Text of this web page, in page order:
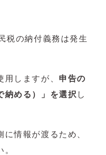
税の納付義務は発生
しますが、 申告の
納める）」を選択 し
に情報が渡るため、